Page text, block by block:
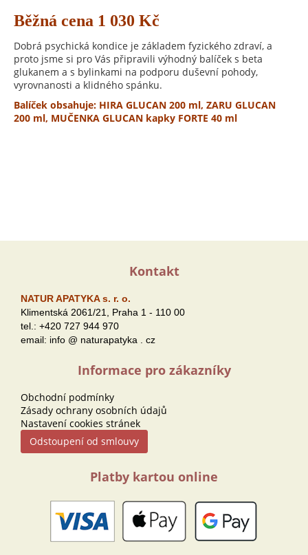
Běžná cena 1 030 Kč
Dobrá psychická kondice je základem fyzického zdraví, a
proto jsme si pro Vás připravili výhodný balíček s beta
glukanem a s bylinkami na podporu duševní pohody,
vyrovnanosti a klidného spánku.
Balíček obsahuje: HIRA GLUCAN 200 ml, ZARU GLUCAN
200 ml, MUČENKA GLUCAN kapky FORTE 40 ml
Kontakt
NATUR APATYKA s. r. o.
Klimentská 2061/21, Praha 1 - 110 00
tel.: +420 727 944 970
email: info @ naturapatyka cz
Informace pro zákazníky
Obchodní podmínky
Zásady ochrany osobních údajů
Nastavení cookies stránek
Odstoupení od smlouvy
Platby kartou online